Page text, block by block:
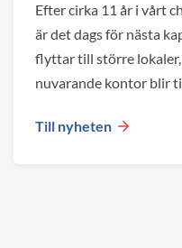
Efter cirka 11 år i vårt
är det dags för nästa
flyttar till större
nuvarande kontor blir
Till nyheten